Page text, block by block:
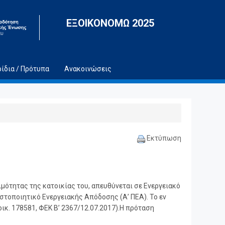
ΕΞΟΙΚΟΝΟΜΩ 2025
/ Πρότυπα Ανακοινώσεις
Εκτύπωση
της κατοικίας του, απευθύνεται σε Ενεργειακό
Ενεργειακής Απόδοσης (Α’ ΠΕΑ). Το εν
178581, ΦΕΚ Β’ 2367/12.07.2017).Η πρόταση